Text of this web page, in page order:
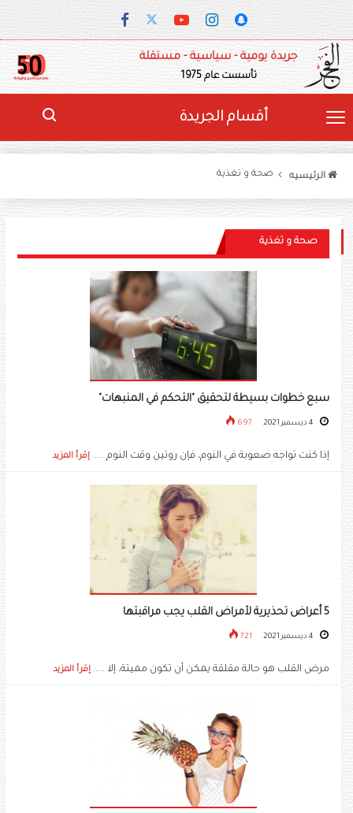
جريدة يومية - سياسية - مستقلة
تأسست عام 1975
أقسام الجريدة
الرئيسيه صحة و تغذية
صحة و تغذية
سبع خطوات بسيطة لتحقيق "التحكم في المنبهات"
697
إذا كنت تواجه صعوبة في النوم، فإن روتين وقت النوم ..... إقرأ المزيد
5 أعراض تحذيرية لأمراض القلب يجب مراقبتها
721
مرض القلب هو حالة مقلقة يمكن أن تكون مميتة، إلا ..... إقرأ المزيد